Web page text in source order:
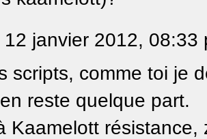
12 janvier 2012,
scripts, comme toi je
reste quelque part.
Kaamelott résistance,